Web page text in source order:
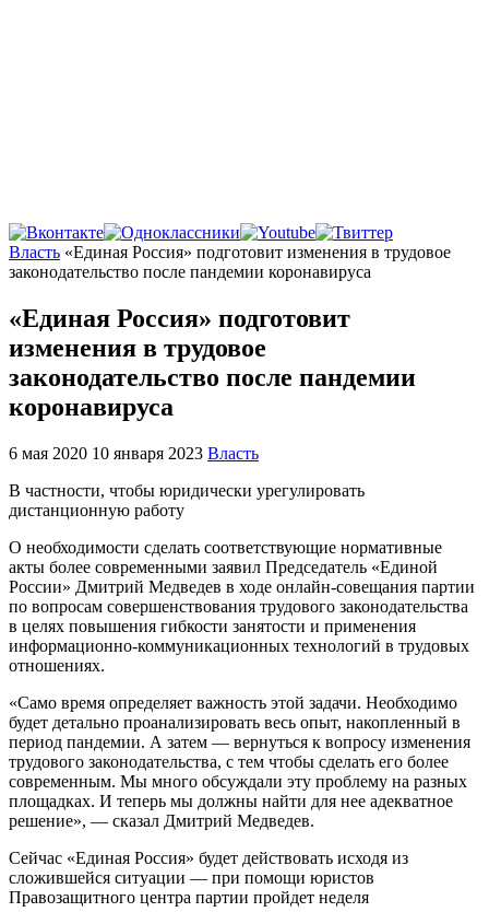
Главная
Власть «Единая Россия» подготовит изменения в трудовое
законодательство после пандемии коронавируса
«Единая Россия» подготовит
изменения в трудовое
законодательство после пандемии
коронавируса
6 мая 2020 10 января 2023 Власть
В частности, чтобы юридически урегулировать
дистанционную работу
О необходимости сделать соответствующие нормативные
акты более современными заявил Председатель «Единой
России» Дмитрий Медведев в ходе онлайн-совещания партии
по вопросам совершенствования трудового законодательства
в целях повышения гибкости занятости и применения
информационно-коммуникационных технологий в трудовых
отношениях.
«Само время определяет важность этой задачи. Необходимо
будет детально проанализировать весь опыт, накопленный в
период пандемии. А затем — вернуться к вопросу изменения
трудового законодательства, с тем чтобы сделать его более
современным. Мы много обсуждали эту проблему на разных
площадках. И теперь мы должны найти для нее адекватное
решение», — сказал Дмитрий Медведев.
Сейчас «Единая Россия» будет действовать исходя из
сложившейся ситуации — при помощи юристов
Правозащитного центра партии пройдет неделя